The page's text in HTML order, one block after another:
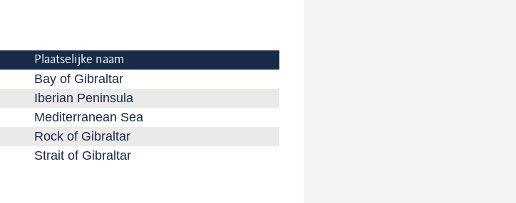
Plaatselijke naam
Bay of Gibraltar
Iberian Peninsula
Mediterranean Sea
Rock of Gibraltar
Strait of Gibraltar